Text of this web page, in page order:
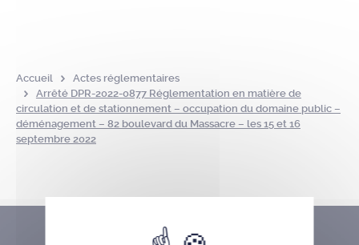
Accueil
Actes réglementaires
Arrêté DPR-2022-0877 Réglementation en matière de
circulation et de stationnement – occupation du domaine public –
déménagement – 82 boulevard du Massacre – les 15 et 16
septembre 2022